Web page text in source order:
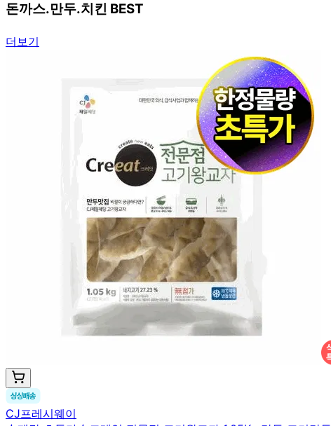
돈까스.만두.치킨 BEST
더보기
CJ프레시웨이